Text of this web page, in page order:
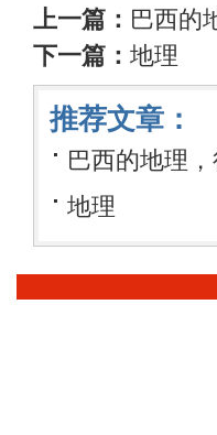
上一篇： 巴西的
下一篇： 地理
推荐文章：
巴西的地理
地理